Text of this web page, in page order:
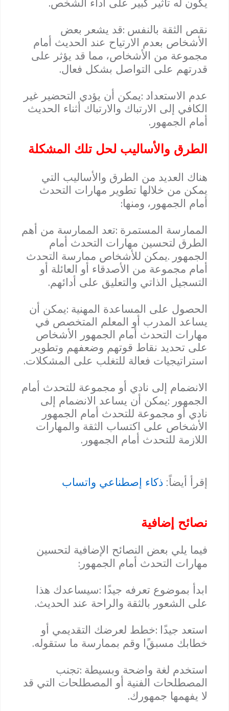
يكون له تأثير كبير على أداء الشخص
نقص الثقة بالنفس :قد يشعر بعض
الأشخاص بعدم الارتياح عند الحديث أمام
مجموعة من الأشخاص، مما قد يؤثر على
قدرتهم على التواصل بشكل فعال.
عدم الاستعداد :يمكن أن يؤدي التحضير غير
الكافي إلى الارتباك والارتباك أثناء الحديث
أمام الجمهور .
الطرق والأساليب لحل تلك المشكلة
هناك العديد من الطرق والأساليب التي
يمكن من خلالها تطوير مهارات التحدث
أمام الجمهور ، ومنها:
الممارسة المستمرة :تعد الممارسة من أهم
الطرق لتحسين مهارات التحدث أمام
الجمهور .يمكن للأشخاص ممارسة التحدث
أمام مجموعة من الأصدقاء أو العائلة أو
التسجيل الذاتي والتعليق على أدائهم.
الحصول على المساعدة المهنية :يمكن أن
يساعد المدرب أو المعلم المتخصص في
مهارات التحدث أمام الجمهور الأشخاص
على تحديد نقاط قوتهم وضعفهم وتطوير
استراتيجيات فعالة للتغلب على المشكلات.
الانضمام إلى نادي أو مجموعة للتحدث أمام
الجمهور :يمكن أن يساعد الانضمام إلى
نادي أو مجموعة للتحدث أمام الجمهور
الأشخاص على اكتساب الثقة والمهارات
اللازمة للتحدث أمام الجمهور .
إقرأ أيضاً: ذكاء إصطناعي واتساب
نصائح إضافية
فيما يلي بعض النصائح الإضافية لتحسين
مهارات التحدث أمام الجمهور :
ابدأ بموضوع تعرفه جيد :سيساعدك هذا
على الشعور بالثقة والراحة عند الحديث.
استعد جيد :خطط لعرضك التقديمي أو
خطابك مسبق ا وقم بممارسة ما ستقوله.
استخدم لغة واضحة وبسيطة :تجنب
المصطلحات الفنية أو المصطلحات التي قد
لا يفهمها جمهورك.